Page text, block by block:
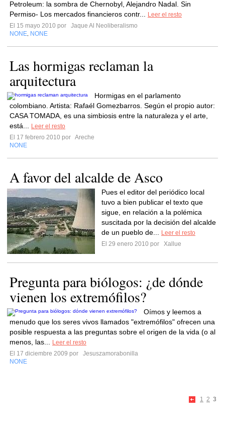
Petroleum: la sombra de Chernobyl, Alejandro Nadal. Sin
Permiso- Los mercados financieros contr...
Leer el resto
El 15 mayo 2010 por
Jaque Al Neoliberalismo
NONE NONE
Las hormigas reclaman la
arquitectura
Hormigas en el parlamento
colombiano. Artista: Rafaél Gomezbarros. Según el propio autor:
CASA TOMADA, es una simbiosis entre la naturaleza y el arte,
está...
Leer el resto
El 17 febrero 2010 por Areche
NONE
A favor del alcalde de Asco
Pues el editor del periódico local
tuvo a bien publicar el texto que
sigue, en relación a la polémica
suscitada por la decisión del alcalde
de un pueblo de...
Leer el resto
El 29 enero 2010 por
Xallue
Pregunta para biólogos: ¿de dónde
vienen los extremófilos?
Oímos y leemos a
menudo que los seres vivos llamados "extremófilos" ofrecen una
posible respuesta a las preguntas sobre el origen de la vida (o al
menos, las...
Leer el resto
El 17 diciembre 2009 por
Jesuszamorabonilla
NONE
1 2 3